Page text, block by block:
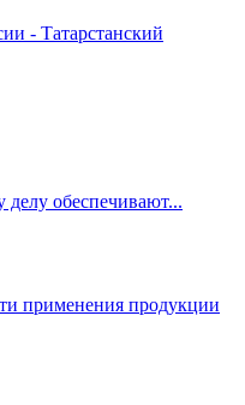
- Татарстанский
делу обеспечивают...
применения продукции